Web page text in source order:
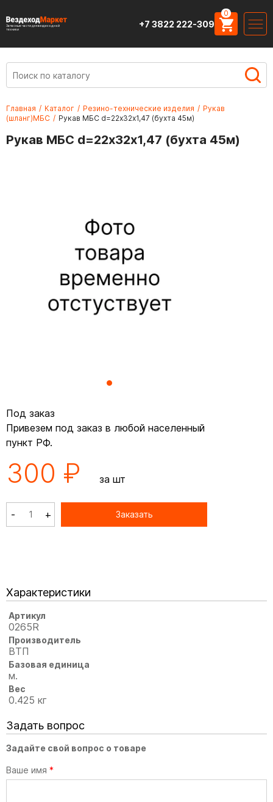
Запасные части для вездеходной
техники
+7 3822 222-309
0
Главная / Каталог / Резино-технические изделия / Рукав
(шланг)МБС / Рукав МБС d=22х32х1,47 (бухта 45м)
Рукав МБС d=22х32х1,47 (бухта 45м)
Под заказ
Привезем под заказ в любой населенный
пункт РФ.
300 ₽ за шт
- + Заказать
Характеристики
Артикул
0265R
Производитель
ВТП
Базовая единица
м.
Вес
0.425 кг
Задать вопрос
Задайте свой вопрос о товаре
Ваше имя *